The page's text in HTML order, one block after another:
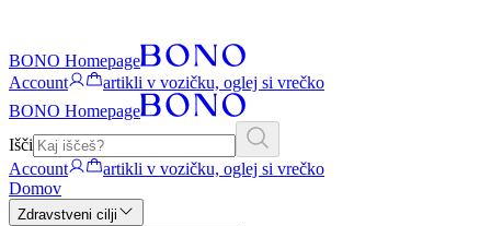
BONO Homepage
Account
artikli v vozičku, oglej si vrečko
BONO Homepage
Išči
Account
artikli v vozičku, oglej si vrečko
Domov
Zdravstveni cilji